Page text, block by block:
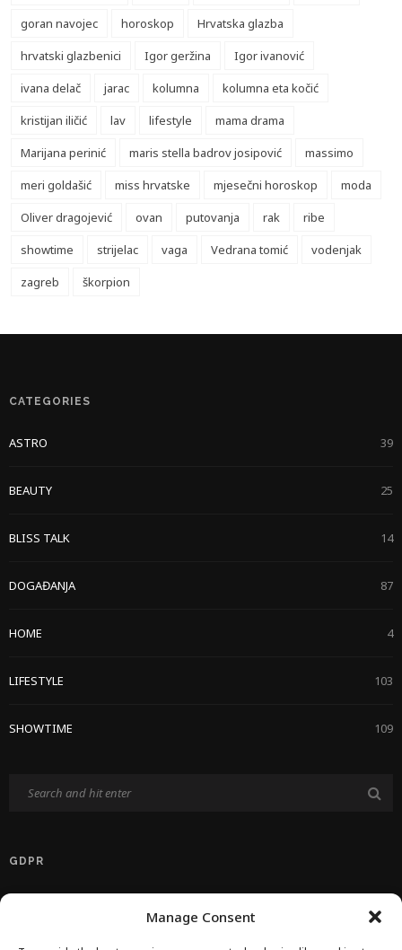
Manage Consent
goran navojec
horoskop
Hrvatska glazba
hrvatski glazbenici
Igor geržina
Igor ivanović
ivana delač
jarac kolumna
kolumna eta kočić
kristijan iličić
lav lifestyle
mama drama
Marijana perinić
maris stella badrov josipović
massimo
meri goldašić
miss hrvatske mjesečni horoskop
moda
Oliver dragojević
ovan putovanja rak
ribe
showtime
strijelac vaga Vedrana tomić
vodenjak
zagreb
škorpion
CATEGORIES
ASTRO 39
BEAUTY 25
BLISS TALK 14
DOGAĐANJA 87
HOME 4
LIFESTYLE 103
SHOWTIME 109
GDPR